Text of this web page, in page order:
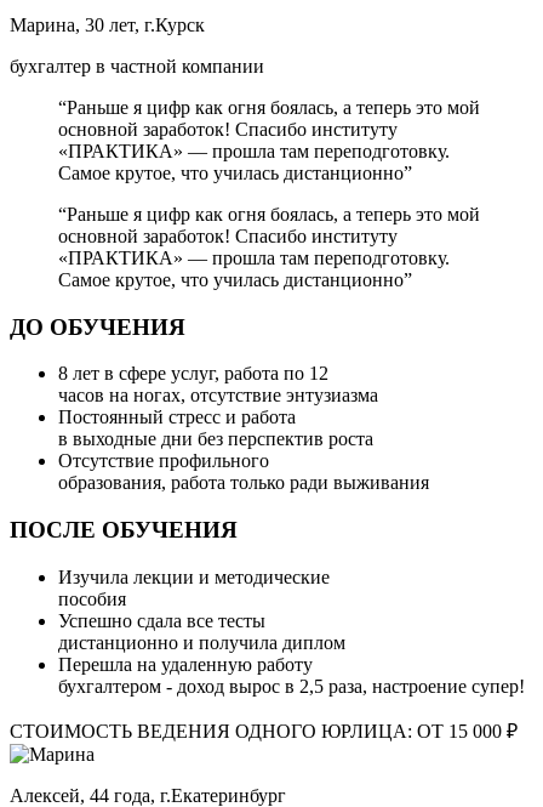
Марина, 30 лет, г.Курск
бухгалтер в частной компании
“Раньше я цифр как огня боялась, а теперь это мой
основной заработок! Спасибо институту
«ПРАКТИКА» — прошла там переподготовку.
Самое крутое, что училась дистанционно”
“Раньше я цифр как огня боялась, а теперь это мой
основной заработок! Спасибо институту
«ПРАКТИКА» — прошла там переподготовку.
Самое крутое, что училась дистанционно”
ДО ОБУЧЕНИЯ
8 лет в сфере услуг, работа по 12
часов на ногах, отсутствие энтузиазма
Постоянный стресс и работа
в выходные дни без перспектив роста
Отсутствие профильного
образования, работа только ради выживания
ПОСЛЕ ОБУЧЕНИЯ
Изучила лекции и методические
пособия
Успешно сдала все тесты
дистанционно и получила диплом
Перешла на удаленную работу
бухгалтером - доход вырос в 2,5 раза, настроение супер!
СТОИМОСТЬ ВЕДЕНИЯ ОДНОГО ЮРЛИЦА: ОТ 15 000 ₽
Алексей, 44 года, г.Екатеринбург